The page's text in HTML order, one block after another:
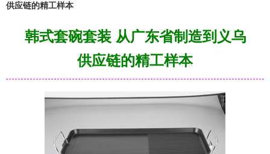
供应链的精工样本
韩式套碗套装 从广东省制造到义乌
供应链的精工样本